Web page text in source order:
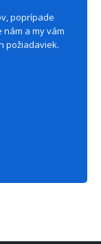
poprípade
a my vám
požiadaviek.